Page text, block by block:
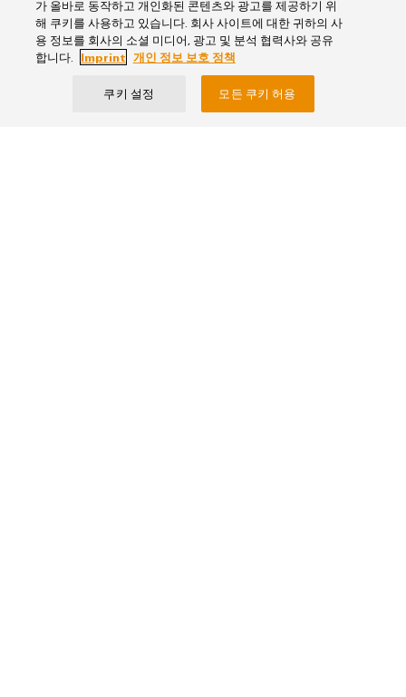
성
바로 연결 가능한 솔루션으로 케이블
작업량 감소
케이블 연결에 대한 요구 사항이 증가하고 있습니
다. 시스템의 지능형 네트워킹은 물론, 기능에서 장
치 및 현장 수준으로 이어지는 전환은 케이블 연결
가 올바로 동작하고 개인화된 콘텐츠와 광고를 제공하기 위
해 쿠키를 사용하고 있습니다. 회사 사이트에 대한 귀하의 사
용 정보를 회사의 소셜 미디어, 광고 및 분석 협력사와 공유
합니다.
Imprint 개인 정보 보호 정책
쿠키 설정 모든 쿠키 허용